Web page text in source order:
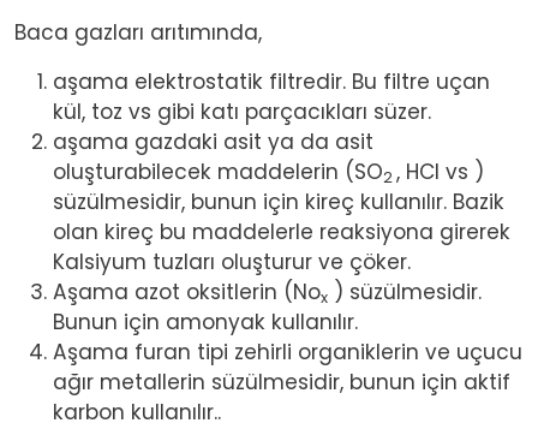
Baca gazları arıtımında,
aşama elektrostatik filtredir. Bu filtre uçan
kül, toz vs gibi katı parçacıkları süzer.
aşama gazdaki asit ya da asit
oluşturabilecek maddelerin (SO2, HCl vs )
süzülmesidir, bunun için kireç kullanılır. Bazik
olan kireç bu maddelerle reaksiyona girerek
Kalsiyum tuzları oluşturur ve çöker.
Aşama azot oksitlerin (Nox ) süzülmesidir.
Bunun için amonyak kullanılır.
Aşama furan tipi zehirli organiklerin ve uçucu
ağır metallerin süzülmesidir, bunun için aktif
karbon kullanılır..